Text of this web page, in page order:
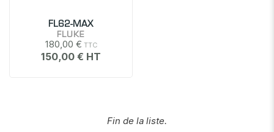
FL62-MAX
FLUKE
180,00 €
150,00 €
Fin de la liste.